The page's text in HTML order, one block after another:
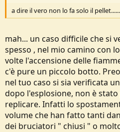
a dire il vero non lo fa solo il pellet......
mah... un caso difficile che si
spesso , nel mio camino con
volte l'accensione delle
c'è pure un piccolo botto.
nel tuo caso si sia verificata
dopo l'esplosione, non è
replicare. Infatti lo
volume che han fatto tanti
dei bruciatori " chiusi " o